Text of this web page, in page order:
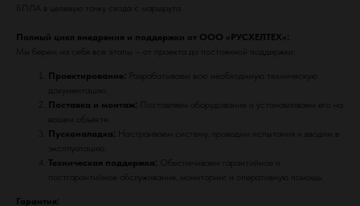
БПЛА в целевую точку схода с маршрута.
Полный цикл внедрения и поддержки от ООО «РУСХЕЛТЕХ»:
Мы берем на себя все этапы – от проекта до постоянной поддержки:
Проектирование: Разрабатываем всю необходимую техническую
документацию.
Поставка и монтаж: Поставляем оборудование и устанавливаем его на
вашем объекте.
Пусконаладка: Настраиваем систему, проводим испытания и вводим в
эксплуатацию.
Техническая поддержка: Обеспечиваем гарантийное и
постгарантийное обслуживание, мониторинг и оперативную помощь.
Гарантия:
надежный партнер для бизнеса с широким спектром
МЕНЮ
Адрес: 109428, г. Москва,Рязанский пр-кт,